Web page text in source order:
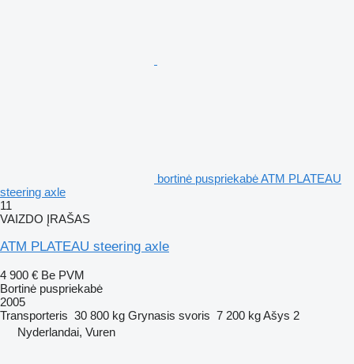
bortinė puspriekabė ATM PLATEAU
steering axle
11
VAIZDO ĮRAŠAS
ATM PLATEAU steering axle
4 900 € Be PVM
Bortinė puspriekabė
2005
Transporteris 30 800 kg Grynasis svoris 7 200 kgAšys 2
Nyderlandai, Vuren